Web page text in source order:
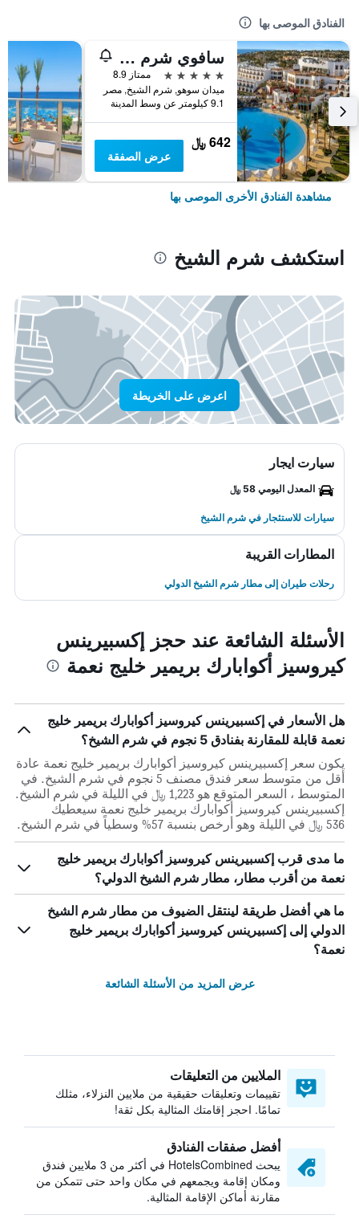
الفنادق الموصى بها
سافوي شرم الشيخ
5 نجوم
ممتاز 8.9
ميدان سوهو, شرم الشيخ, مصر
9.1 كيلومتر عن وسط المدينة
642 ﷼
عرض الصفقة
مشاهدة الفنادق الأخرى الموصى بها
استكشف شرم الشيخ
اعرض على الخريطة
سيارت ايجار
المعدل اليومي 58 ﷼
سيارات للاستئجار في شرم الشيخ
المطارات القريبة
رحلات طيران إلى مطار شرم الشيخ الدولي
الأسئلة الشائعة عند حجز إكسبيرينس
كيروسيز أكوابارك بريمير خليج نعمة
هل الأسعار في إكسبيرينس كيروسيز أكوابارك بريمير خليج
نعمة قابلة للمقارنة بفنادق 5 نجوم في شرم الشيخ؟
يكون سعر إكسبيرينس كيروسيز أكوابارك بريمير خليج نعمة عادة
أقل من متوسط ​​سعر فندق مصنف 5 نجوم في شرم الشيخ. في
المتوسط ، السعر المتوقع هو 1,223 ﷼ في الليلة في شرم الشيخ.
إكسبيرينس كيروسيز أكوابارك بريمير خليج نعمة سيعطيك
536 ﷼ في الليلة وهو أرخص بنسبة 57% وسطياً في شرم الشيخ.
ما مدى قرب إكسبيرينس كيروسيز أكوابارك بريمير خليج
نعمة من أقرب مطار، مطار شرم الشيخ الدولي؟
ما هي أفضل طريقة لينتقل الضيوف من مطار شرم الشيخ
الدولي إلى إكسبيرينس كيروسيز أكوابارك بريمير خليج
نعمة؟
عرض المزيد من الأسئلة الشائعة
الملايين من التعليقات
تقييمات وتعليقات حقيقية من ملايين النزلاء، مثلك
تمامًا. احجز إقامتك المثالية بكل ثقة!
أفضل صفقات الفنادق
يبحث HotelsCombined في أكثر من 3 ملايين فندق
ومكان إقامة ويجمعهم في مكان واحد حتى تتمكن من
مقارنة أماكن الإقامة المثالية.